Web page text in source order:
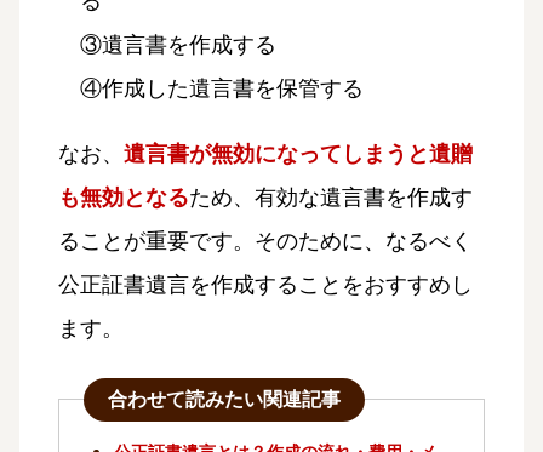
③遺言書を作成する
④作成した遺言書を保管する
なお、 遺言書が無効になってしまうと遺贈
も無効となるため、有効な遺言書を作成す
ることが重要です。そのために、なるべく
公正証書遺言を作成することをおすすめし
ます。
合わせて読みたい関連記事